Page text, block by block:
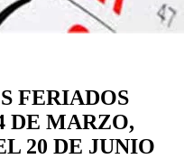
FERIADOS
DE MARZO,
20 DE JUNIO